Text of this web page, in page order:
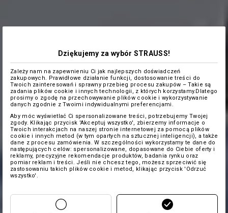
Dziękujemy za wybór STRAUSS!
Zależy nam na zapewnieniu Ci jak najlepszych doświadczeń
zakupowych. Prawidłowe działanie funkcji, dostosowanie treści do
Twoich zainteresowań i sprawny przebieg procesu zakupów – Takie są
zadania plików cookie i innych technologii, z których korzystamy.Dlatego
prosimy o zgodę na przechowywanie plików cookie i wykorzystywanie
danych zgodnie z Twoimi indywidualnymi preferencjami.
Aby móc wyświetlać Ci spersonalizowane treści, potrzebujemy Twojej
zgody. Klikając przycisk 'Akceptuj wszystko', zbierzemy informacje o
Twoich interakcjach na naszej stronie internetowej za pomocą plików
cookie i innych metod (w tym opartych na sztucznej inteligencji), a także
dane z procesu zamówienia. W szczególności wykorzystamy te dane do
następujących celów: spersonalizowane, dopasowane do Ciebie oferty i
reklamy, precyzyjne rekomendacje produktów, badania rynku oraz
pomiar reklam i treści. Jeśli nie chcesz tego, możesz sprzeciwić się
zastosowaniu takich plików cookie i metod, klikając przycisk 'Odrzuć
wszystko'.